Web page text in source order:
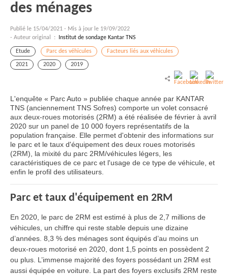
des ménages
Publié le 15/04/2021 - Mis à jour le 19/09/2022
- Auteur original :
Institut de sondage Kantar TNS
Etude Parc des véhicules Facteurs liés aux véhicules
2021 2020 2019
L'enquête « Parc Auto » publiée chaque année par KANTAR
TNS (anciennement TNS Sofres) comporte un volet consacré
aux deux-roues motorisés (2RM) a été réalisée de février à avril
2020 sur un panel de 10 000 foyers représentatifs de la
population française. Elle permet d'obtenir des informations sur
le parc et le taux d'équipement des deux roues motorisés
(2RM), la mixité du parc 2RM/véhicules légers, les
caractéristiques de ce parc et l'usage de ce type de véhicule, et
enfin le profil des utilisateurs.
Parc et taux d'équipement en 2RM
En 2020, le parc de 2RM est estimé à plus de 2,7 millions de
véhicules, un chiffre qui reste stable depuis une dizaine
d’années. 8,3 % des ménages sont équipés d’au moins un
deux-roues motorisé en 2020, dont 1,5 points en possèdent 2
ou plus. L’immense majorité des foyers possédant un 2RM est
aussi équipée en voiture. La part des foyers exclusifs 2RM reste